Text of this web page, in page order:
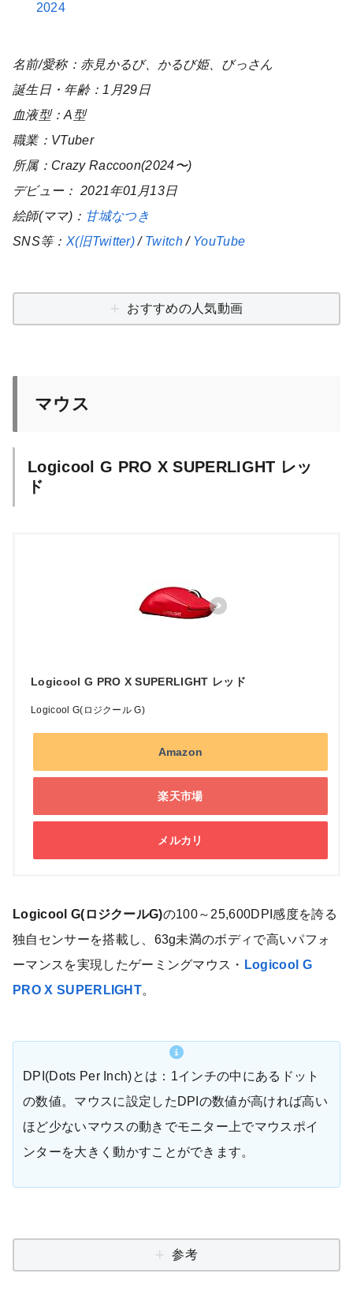
2024
名前/愛称：赤見かるび、かるび姫、びっさん
誕生日・年齢：1月29日
血液型：A型
職業：VTuber
所属：Crazy Raccoon(2024〜)
デビュー： 2021年01月13日
絵師(ママ)： 甘城なつき
SNS等： X(旧Twitter)/ Twitch/ YouTube
おすすめの人気動画
マウス
Logicool G PRO X SUPERLIGHT レッ
ド
Logicool G PRO X SUPERLIGHT レッド
Logicool G(ロジクール G)
Amazon
楽天市場
メルカリ
Logicool G(ロジクールG)の100～25,600DPI感度を誇る
独自センサーを搭載し、63g未満のボディで高いパフォ
ーマンスを実現したゲーミングマウス・ Logicool G
PRO X SUPERLIGHT。
DPI(Dots Per Inch)とは：1インチの中にあるドット
の数値。マウスに設定したDPIの数値が高ければ高い
ほど少ないマウスの動きでモニター上でマウスポイ
ンターを大きく動かすことができます。
参考